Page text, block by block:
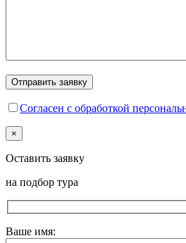
Согласен с обработкой
×
Оставить заявку
на подбор тура
Ваше имя: